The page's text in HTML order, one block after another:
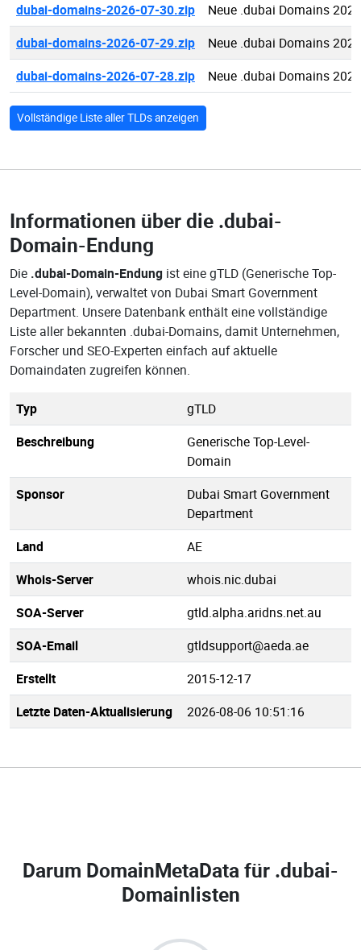
dubai-domains-2026-07-30.zip
Neue .dubai Domains
dubai-domains-2026-07-29.zip
Neue .dubai Domains
dubai-domains-2026-07-28.zip
Neue .dubai Domains
Vollständige Liste aller TLDs anzeigen
Informationen über die .dubai-
Domain-Endung
Die .dubai-Domain-Endung ist eine gTLD (Generische Top-
Level-Domain), verwaltet von Dubai Smart Government
Department. Unsere Datenbank enthält eine vollständige
Liste aller bekannten .dubai-Domains, damit Unternehmen,
Forscher und SEO-Experten einfach auf aktuelle
Domaindaten zugreifen können.
Typ
gTLD
Beschreibung
Generische Top-Level-
Domain
Sponsor
Dubai Smart Government
Department
Land
AE
Whois-Server
whois.nic.dubai
SOA-Server
gtld.alpha.aridns.net.au
SOA-Email
gtldsupport@aeda.ae
Erstellt
2015-12-17
Letzte Daten-Aktualisierung
2026-08-06 10:51:16
Darum DomainMetaData für .dubai-
Domainlisten